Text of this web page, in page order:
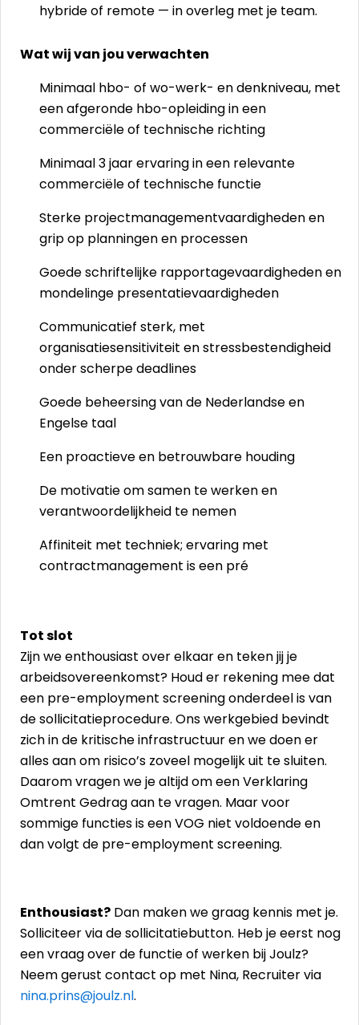
hybride of remote — in overleg met je team.
Wat wij van jou verwachten
Minimaal hbo- of wo-werk- en denkniveau, met
een afgeronde hbo-opleiding in een
commerciële of technische richting
Minimaal 3 jaar ervaring in een relevante
commerciële of technische functie
Sterke projectmanagementvaardigheden en
grip op planningen en processen
Goede schriftelijke rapportagevaardigheden en
mondelinge presentatievaardigheden
Communicatief sterk, met
organisatiesensitiviteit en stressbestendigheid
onder scherpe deadlines
Goede beheersing van de Nederlandse en
Engelse taal
Een proactieve en betrouwbare houding
De motivatie om samen te werken en
verantwoordelijkheid te nemen
Affiniteit met techniek; ervaring met
contractmanagement is een pré
Tot slot
Zijn we enthousiast over elkaar en teken jij je
arbeidsovereenkomst? Houd er rekening mee dat
een pre-employment screening onderdeel is van
de sollicitatieprocedure. Ons werkgebied bevindt
zich in de kritische infrastructuur en we doen er
alles aan om risico’s zoveel mogelijk uit te sluiten.
Daarom vragen we je altijd om een Verklaring
Omtrent Gedrag aan te vragen. Maar voor
sommige functies is een VOG niet voldoende en
dan volgt de pre-employment screening.
Enthousiast? Dan maken we graag kennis met je.
Solliciteer via de sollicitatiebutton. Heb je eerst nog
een vraag over de functie of werken bij Joulz?
Neem gerust contact op met Nina, Recruiter via
nina.prins@joulz.nl.